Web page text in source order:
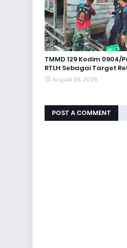
TMMD 129 Kodim 0904/
RTLH Sebagai Target
August 05, 2026
POST A COMMENT